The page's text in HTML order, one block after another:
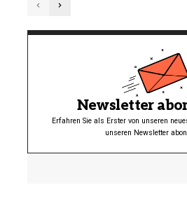
Newsletter
Erfahren Sie als Erster von unseren
unseren Newsletter